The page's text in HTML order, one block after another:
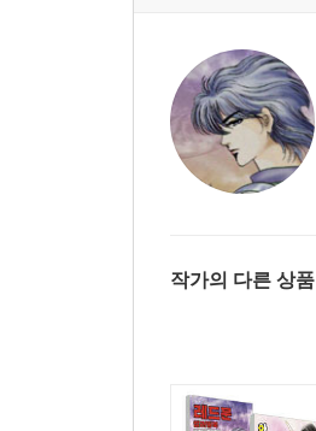
작가의 다른 상품